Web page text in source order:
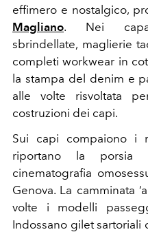
effimero e nostalgico,
Magliano. Nei
sbrindellate, maglierie
completi workwear in
la stampa del denim e
alle volte risvoltata
costruzioni dei capi.
Sui capi compaiono i
riportano la porsia
cinematografia
Genova. La camminata
volte i modelli
Indossano gilet sartoriali